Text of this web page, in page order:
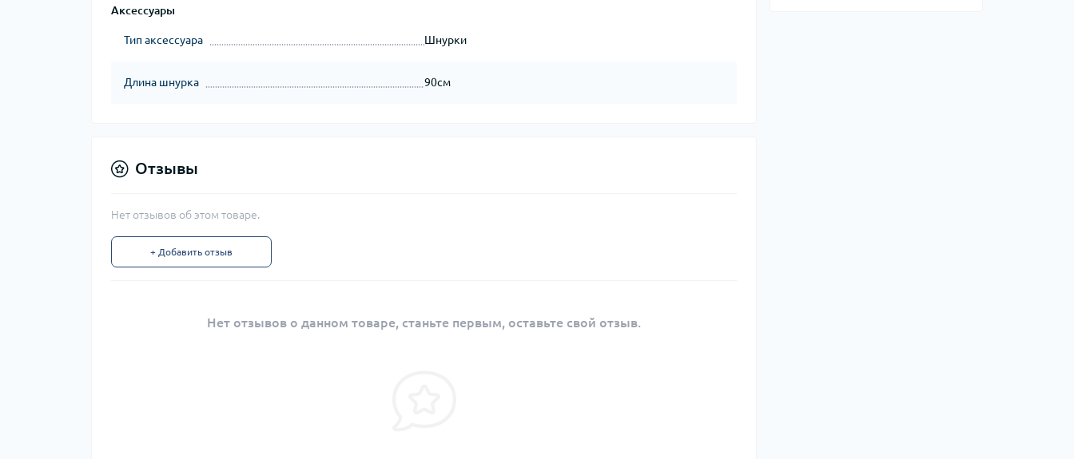
Аксессуары
Тип аксессуара Шнурки
Длина шнурка 90см
Отзывы
Нет отзывов об этом товаре.
+ Добавить отзыв
Нет отзывов о данном товаре, станьте первым, оставьте свой отзыв.